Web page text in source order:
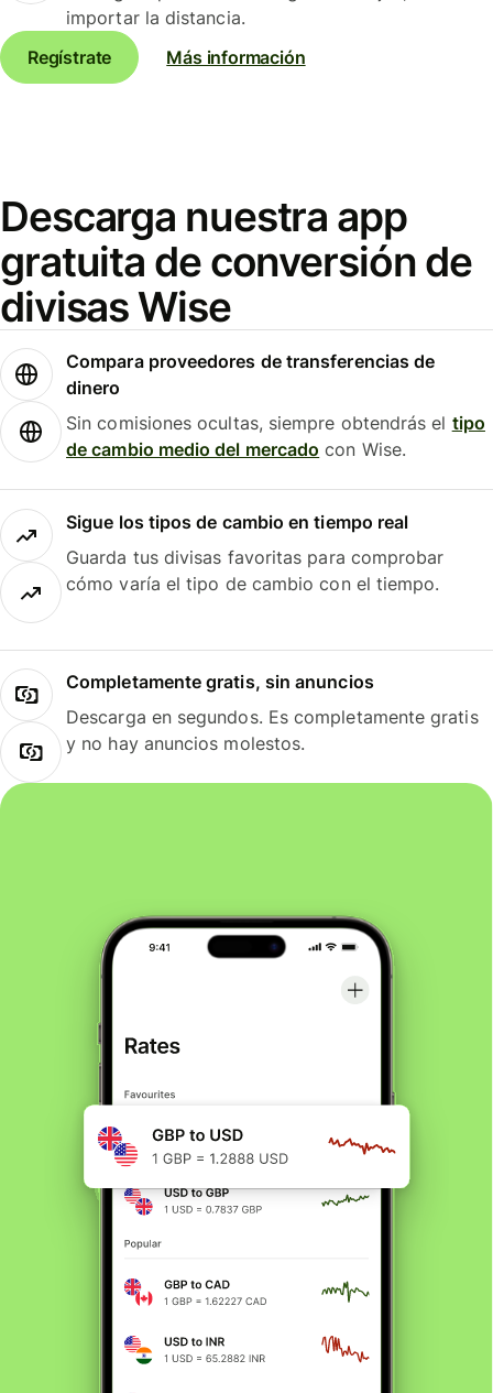
importar la distancia.
Regístrate
Más información
Descarga nuestra app
gratuita de conversión de
divisas Wise
Compara proveedores de transferencias de
dinero
Sin comisiones ocultas, siempre obtendrás el tipo
de cambio medio del mercado con Wise.
Sigue los tipos de cambio en tiempo real
Guarda tus divisas favoritas para comprobar
cómo varía el tipo de cambio con el tiempo.
Completamente gratis, sin anuncios
Descarga en segundos. Es completamente gratis
y no hay anuncios molestos.